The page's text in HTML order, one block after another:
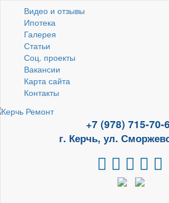
Видео и отзывы
Ипотека
Галерея
Статьи
Соц. проекты
Вакансии
Карта сайта
Контакты
+7 (978) 715-70-
г. Керчь, ул.